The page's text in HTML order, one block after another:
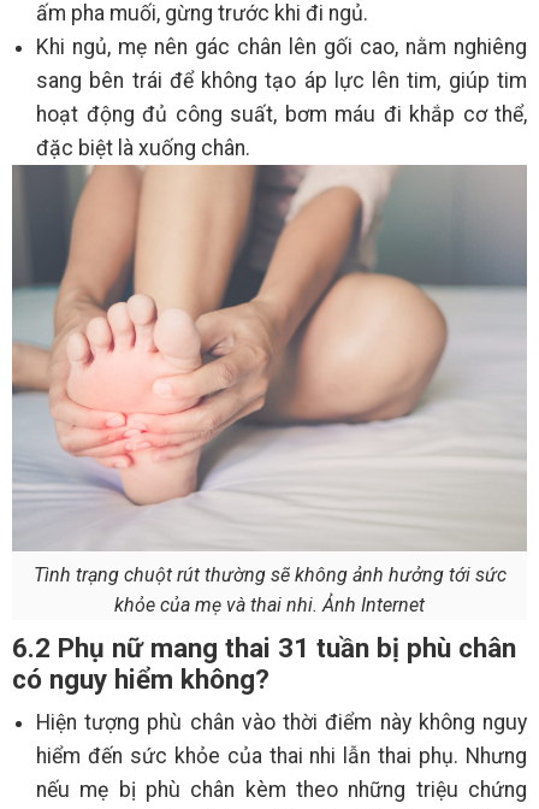
ấm pha muối, gừng trước khi đi ngủ.
Khi ngủ, mẹ nên gác chân lên gối cao, nằm nghiêng
sang bên trái để không tạo áp lực lên tim, giúp tim
hoạt động đủ công suất, bơm máu đi khắp cơ thể,
đặc biệt là xuống chân.
Tình trạng chuột rút thường sẽ không ảnh hưởng tới sức
khỏe của mẹ và thai nhi. Ảnh Internet
6.2 Phụ nữ mang thai 31 tuần bị phù chân
có nguy hiểm không?
Hiện tượng phù chân vào thời điểm này không nguy
hiểm đến sức khỏe của thai nhi lẫn thai phụ. Nhưng
nếu mẹ bị phù chân kèm theo những triệu chứng